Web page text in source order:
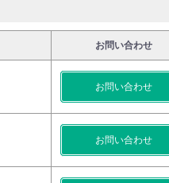
お問い合わせ
お問い合わせ
お問い合わせ